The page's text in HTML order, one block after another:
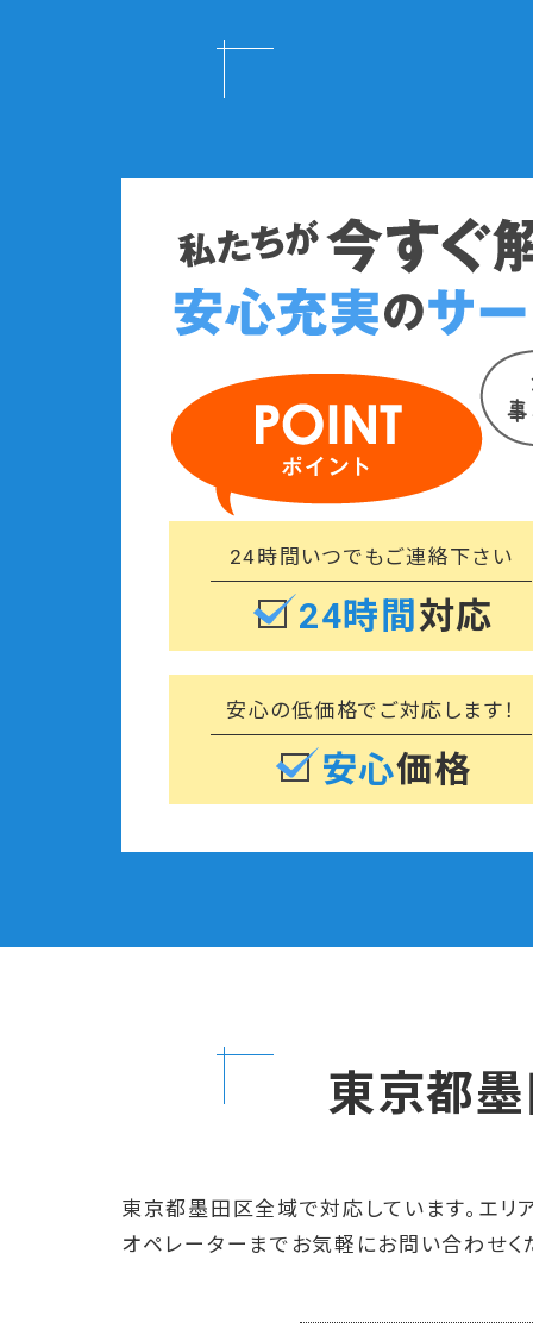
24時間 対応
24時間いつでもご連絡下さい
安心価格
安心の低価格で ご対応します！
東京都
東京都墨田区全域で対応しています。エリ
オペレーターまでお気軽にお問い合わせく